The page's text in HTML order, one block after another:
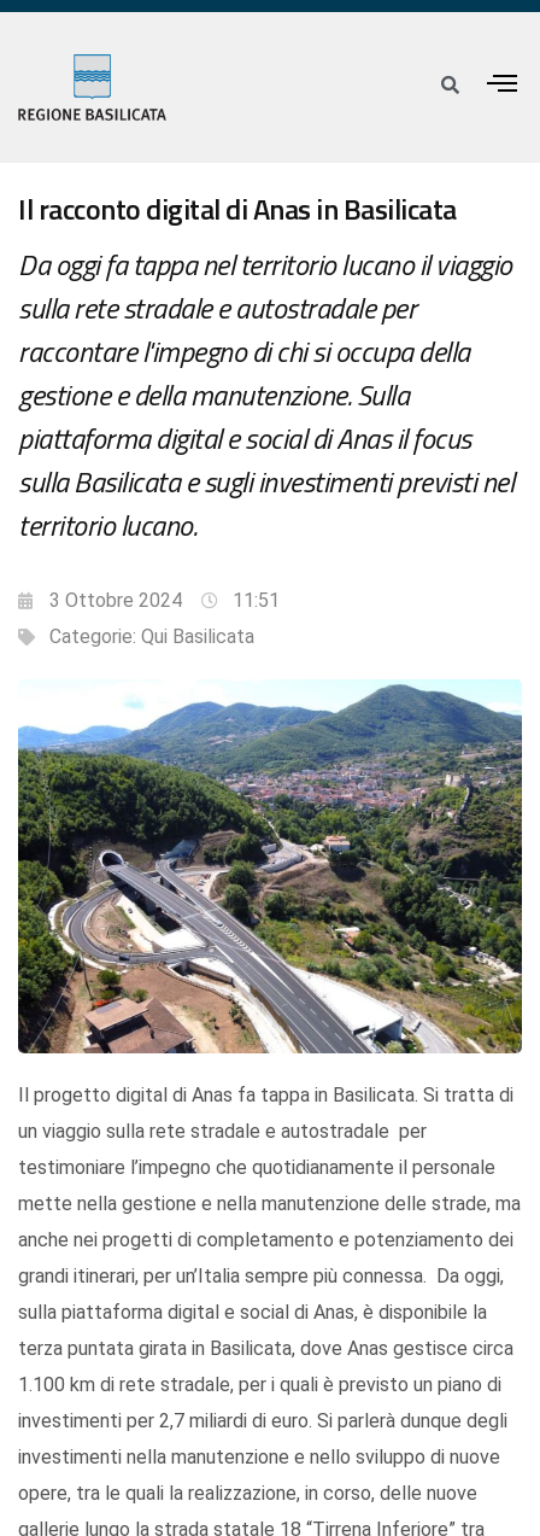
Il racconto digital di Anas in Basilicata
Da oggi fa tappa nel territorio lucano il viaggio
sulla rete stradale e autostradale per
raccontare l'impegno di chi si occupa della
gestione e della manutenzione. Sulla
piattaforma digital e social di Anas il focus
sulla Basilicata e sugli investimenti previsti nel
territorio lucano.
3 Ottobre 2024
11:51
Categorie: Qui Basilicata
Il progetto digital di Anas fa tappa in Basilicata. Si tratta di
un viaggio sulla rete stradale e autostradale per
testimoniare l’impegno che quotidianamente il personale
mette nella gestione e nella manutenzione delle strade, ma
anche nei progetti di completamento e potenziamento dei
grandi itinerari, per un’Italia sempre più connessa. Da oggi,
sulla piattaforma digital e social di Anas, è disponibile la
terza puntata girata in Basilicata, dove Anas gestisce circa
1.100 km di rete stradale, per i quali è previsto un piano di
investimenti per 2,7 miliardi di euro. Si parlerà dunque degli
investimenti nella manutenzione e nello sviluppo di nuove
opere, tra le quali la realizzazione, in corso, delle nuove
gallerie lungo la strada statale 18 “Tirrena Inferiore” tra